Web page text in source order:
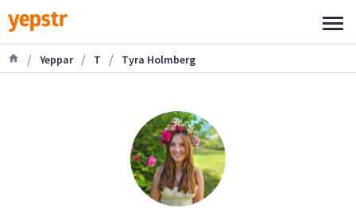
/ Yeppar / T / Tyra Holmberg